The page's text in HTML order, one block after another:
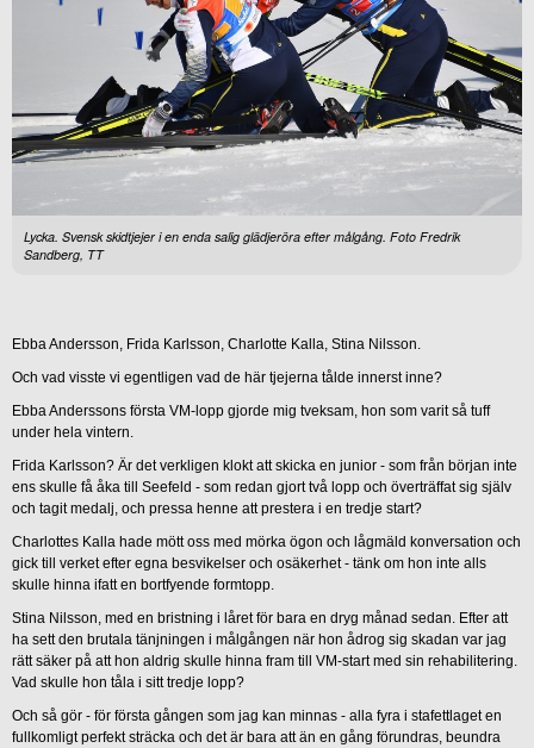
Lycka. Svensk skidtjejer i en enda salig glädjeröra efter målgång. Foto Fredrik
Sandberg, TT
Ebba Andersson, Frida Karlsson, Charlotte Kalla, Stina Nilsson.
Och vad visste vi egentligen vad de här tjejerna tålde innerst inne?
Ebba Anderssons första VM-lopp gjorde mig tveksam, hon som varit så tuff
under hela vintern.
Frida Karlsson? Är det verkligen klokt att skicka en junior - som från början inte
ens skulle få åka till Seefeld - som redan gjort två lopp och överträffat sig själv
och tagit medalj, och pressa henne att prestera i en tredje start?
Charlottes Kalla hade mött oss med mörka ögon och lågmäld konversation och
gick till verket efter egna besvikelser och osäkerhet - tänk om hon inte alls
skulle hinna ifatt en bortfyende formtopp.
Stina Nilsson, med en bristning i låret för bara en dryg månad sedan. Efter att
ha sett den brutala tänjningen i målgången när hon ådrog sig skadan var jag
rätt säker på att hon aldrig skulle hinna fram till VM-start med sin rehabilitering.
Vad skulle hon tåla i sitt tredje lopp?
Och så gör - för första gången som jag kan minnas - alla fyra i stafettlaget en
fullkomligt perfekt sträcka och det är bara att än en gång förundras, beundra